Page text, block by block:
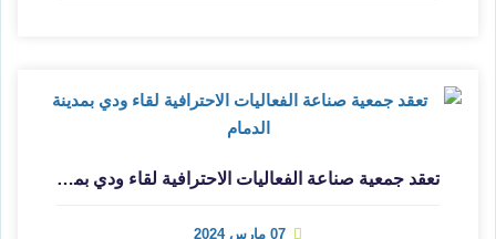
تعقد جمعية صناعة الفعاليات الاحترافية لقاء ودي بمدينة الدمام
07 مارس 2024